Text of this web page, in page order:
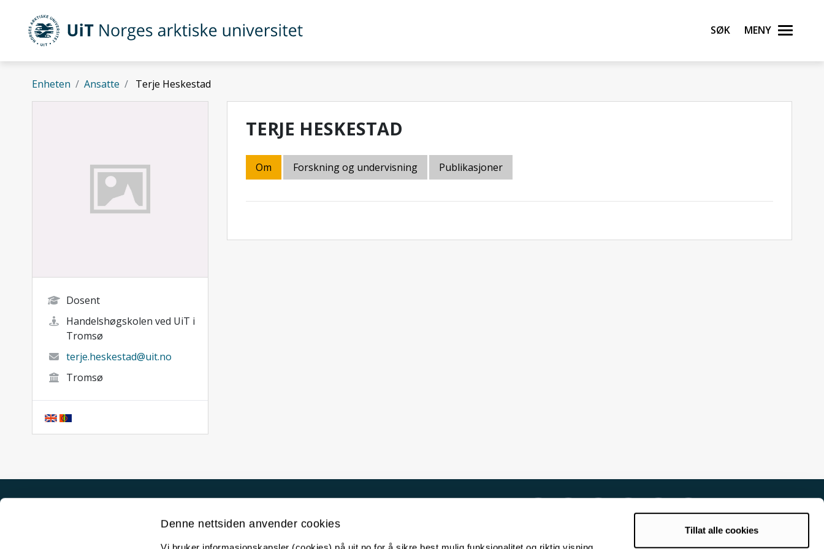
Denne nettsiden anvender cookies
Tillat alle cookies
Gå til hovedinnhold
UiT Norges arktiske universitet Søk Meny
Enheten Ansatte Terje Heskestad
Dosent
Handelshøgskolen ved UiT i
Tromsø
terje.heskestad@uit.no
Tromsø
TERJE HESKESTAD
Om Forskning og undervisning Publikasjoner
For media